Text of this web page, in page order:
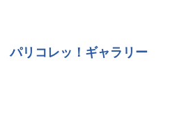
パリコレッ！ギャラリー